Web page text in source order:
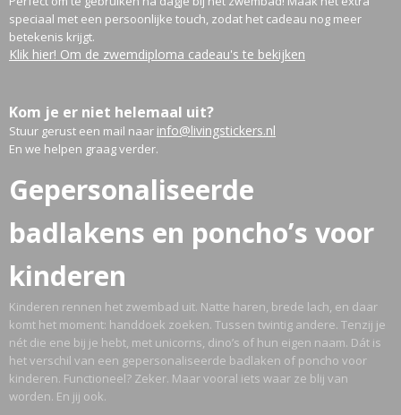
speciaal met een persoonlijke touch, zodat het cadeau nog meer
betekenis krijgt.
Klik hier! Om de zwemdiploma cadeau's te bekijken
Kom je er niet helemaal uit?
Stuur gerust een mail naar info@livingstickers.nl
En we helpen graag verder.
Gepersonaliseerde
badlakens en poncho’s voor
kinderen
Kinderen rennen het zwembad uit. Natte haren, brede lach, en daar
komt het moment: handdoek zoeken. Tussen twintig andere. Tenzij je
nét die ene bij je hebt, met unicorns, dino’s of hun eigen naam. Dát is
het verschil van een gepersonaliseerde badlaken of poncho voor
kinderen. Functioneel? Zeker. Maar vooral iets waar ze blij van
worden. En jij ook.